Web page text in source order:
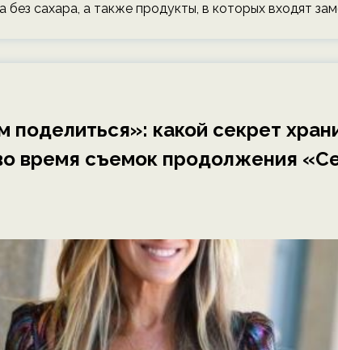
без сахара, а также продукты, в которых входят
поделиться»: какой секрет
время съемок продолжения